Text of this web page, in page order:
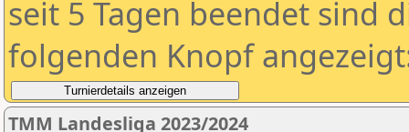
seit 5 Tagen beendet sind
folgenden Knopf
TMM Landesliga 2023/2024